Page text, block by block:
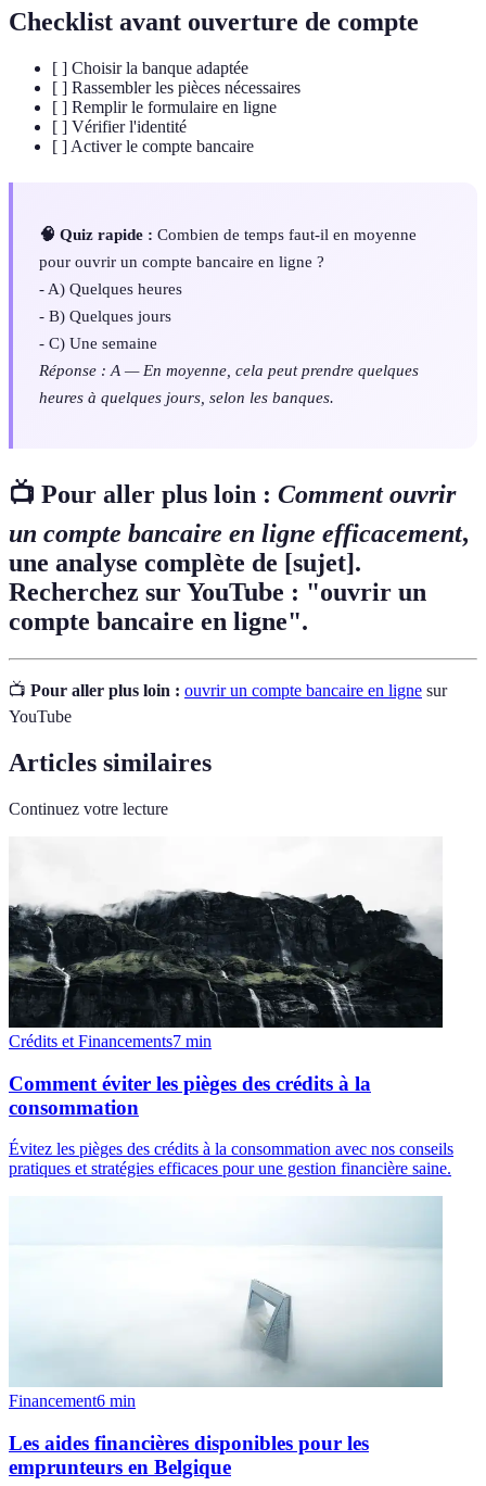
Checklist avant ouverture de compte
[ ] Choisir la banque adaptée
[ ] Rassembler les pièces nécessaires
[ ] Remplir le formulaire en ligne
[ ] Vérifier l'identité
[ ] Activer le compte bancaire
🧠 Quiz rapide : Combien de temps faut-il en moyenne
pour ouvrir un compte bancaire en ligne ?
- A) Quelques heures
- B) Quelques jours
- C) Une semaine
Réponse : A — En moyenne, cela peut prendre quelques
heures à quelques jours, selon les banques.
📺 Pour aller plus loin : Comment ouvrir
un compte bancaire en ligne efficacement,
une analyse complète de [sujet].
Recherchez sur YouTube : "ouvrir un
compte bancaire en ligne".
📺 Pour aller plus loin : ouvrir un compte bancaire en ligne sur
YouTube
Articles similaires
Continuez votre lecture
Crédits et Financements7 min
Comment éviter les pièges des crédits à la
consommation
Évitez les pièges des crédits à la consommation avec nos conseils
pratiques et stratégies efficaces pour une gestion financière saine.
Financement6 min
Les aides financières disponibles pour les
emprunteurs en Belgique